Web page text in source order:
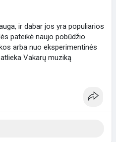
ir dabar jos yra populiarios
pateikė naujo pobūdžio
arba nuo eksperimentinės
Vakarų muziką